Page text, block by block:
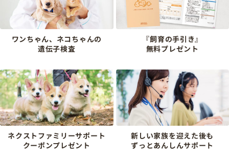
ワンちゃん、ネコちゃんの
遺伝子検査
『飼育の手引き』
無料プレゼント
ネクストファミリーサポート
クーポンプレゼント
新しい家族を迎えた後も
ずっとあんしんサポート